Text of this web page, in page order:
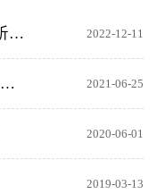
《2021 年恶意挖矿威胁趋势分析报告》 2022-12-11
关于通过一类APP实施刷单诈骗的预警及情况分析 2021-06-25
2020-06-01
2019-03-13